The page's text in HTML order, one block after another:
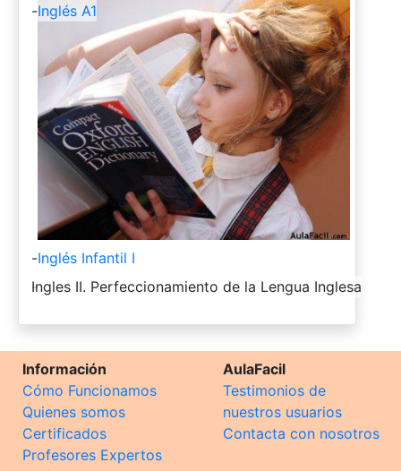
-Inglés A1
-Inglés Infantil I
-
Ingles II. Perfeccionamiento de la Lengua Inglesa
Información
Cómo Funcionamos
Quienes somos
Certificados
Profesores Expertos
AulaFacil
Testimonios de
nuestros usuarios
Contacta con nosotros